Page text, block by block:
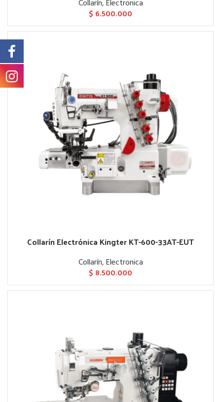
Collarín,Electronica
$ 6.500.000
Collarín Electrónica Kingter KT-600-33AT-EUT
Collarín,Electronica
$ 8.500.000